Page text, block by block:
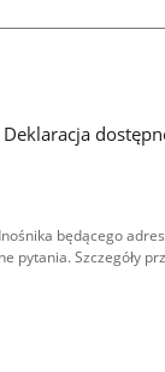
Deklaracja
będącego
pytania. Szczegóły